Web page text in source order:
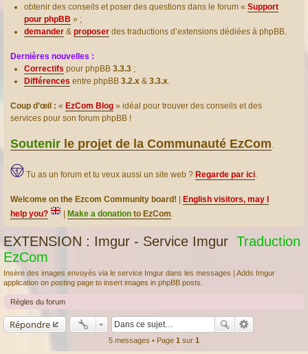
obtenir des conseils et poser des questions dans le forum « Support
pour phpBB » ;
demander & proposer des traductions d’extensions dédiées à phpBB.
Dernières nouvelles :
Correctifs pour phpBB 3.3.3 ;
Différences entre phpBB 3.2.x & 3.3.x.
Coup d’œil : « EzCom Blog » idéal pour trouver des conseils et des
services pour son forum phpBB !
Soutenir le projet de la Communauté EzCom.
Tu as un forum et tu veux aussi un site web ? Regarde par ici.
Welcome on the Ezcom Community board!
English visitors, may I
help you?
Make a donation to EzCom.
EXTENSION : Imgur - Service Imgur Traduction
EzCom
Insère des images envoyés via le service Imgur dans les messages | Adds Imgur
application on posting page to insert images in phpBB posts.
Règles du forum
Répondre
5 messages • Page 1 sur 1